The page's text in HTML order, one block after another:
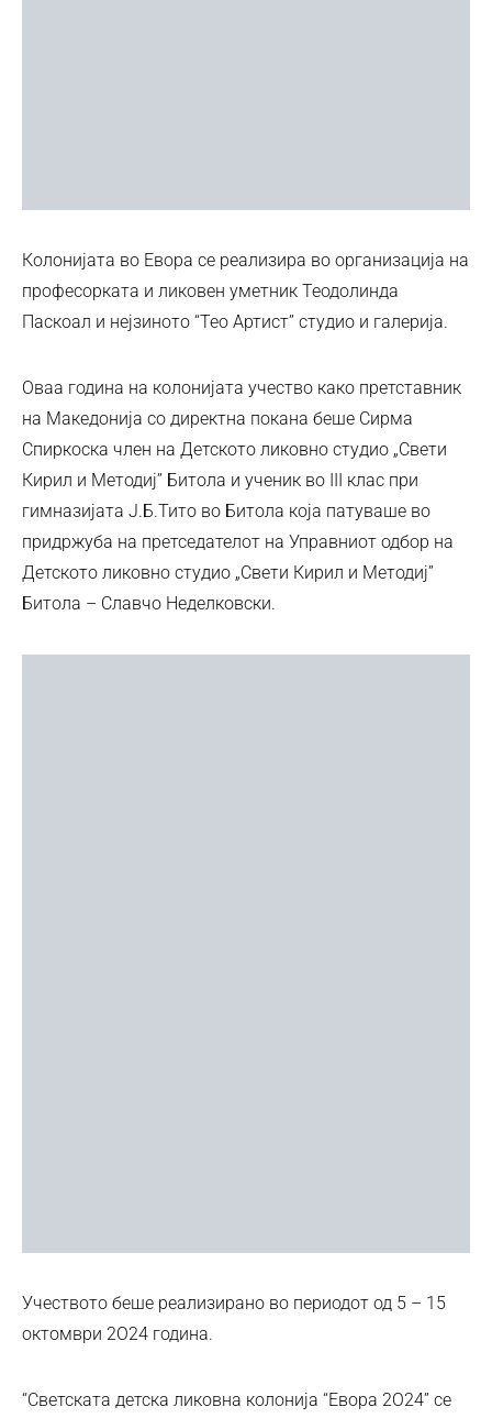
Колонијата во Евора се реализира во организација на
професорката и ликовен уметник Теодолинда
Паскоал и нејзиното “Тео Артист” студио и галерија.
Оваа година на колонијата учество како претставник
на Македонија со директна покана беше Сирма
Спиркоска член на Детското ликовно студио „Свети
Кирил и Методиј” Битола и ученик во III клас при
гимназијата Ј.Б.Тито во Битола која патуваше во
придржуба на претседателот на Управниот одбор на
Детското ликовно студио „Свети Кирил и Методиј”
Битола – Славчо Неделковски.
Учеството беше реализирано во периодот од 5 – 15
октомври 2О24 година.
“Светската детска ликовна колонија “Евора 2О24” се